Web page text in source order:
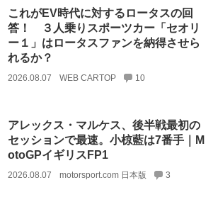
これがEV時代に対するロータスの回
答！ ３人乗りスポーツカー「セオリ
ー１」はロータスファンを納得させら
れるか？
2026.08.07 WEB CARTOP 10
アレックス・マルケス、後半戦最初の
セッションで最速。小椋藍は7番手｜M
otoGPイギリスFP1
2026.08.07 motorsport.com 日本版 3